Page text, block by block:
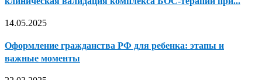
14.05.2025
Оформление гражданства РФ для ребенка: этапы и
важные моменты